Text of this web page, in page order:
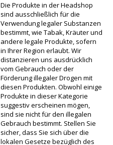
Die Produkte in der Headshop
sind ausschließlich für die
Verwendung legaler Substanzen
bestimmt, wie Tabak, Kräuter und
andere legale Produkte, sofern
in Ihrer Region erlaubt. Wir
distanzieren uns ausdrücklich
vom Gebrauch oder der
Förderung illegaler Drogen mit
diesen Produkten. Obwohl einige
Produkte in dieser Kategorie
suggestiv erscheinen mögen,
sind sie nicht für den illegalen
Gebrauch bestimmt. Stellen Sie
sicher, dass Sie sich über die
lokalen Gesetze bezüglich des